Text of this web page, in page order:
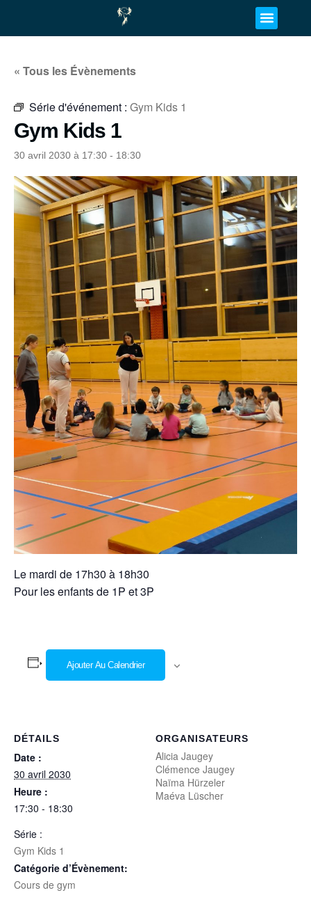
« Tous les Évènements
Série d'événement : Gym Kids 1
Gym Kids 1
30 avril 2030 à 17:30 - 18:30
Le mardi de 17h30 à 18h30
Pour les enfants de 1P et 3P
Ajouter Au Calendrier
DÉTAILS
Date :
30 avril 2030
Heure :
17:30 - 18:30
Série :
Gym Kids 1
Catégorie d’Évènement:
Cours de gym
ORGANISATEURS
Alicia Jaugey
Clémence Jaugey
Naïma Hürzeler
Maéva Lüscher